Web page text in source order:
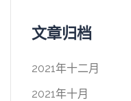
文章归档
2021年十二月
2021年十月